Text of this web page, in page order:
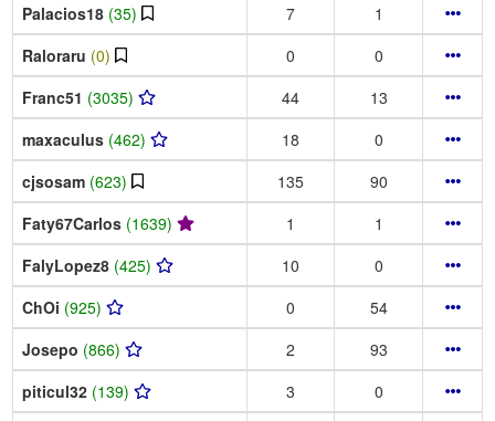
Palacios18 (35) 7
1
Raloraru (0) 0
0
Franc51 (3035) 44
13
maxaculus (462) 18
0
cjsosam (623) 135
90
Faty67Carlos (1639) 1
1
FalyLopez8 (425) 10
0
ChOi (925) 0
54
Josepo (866) 2
93
piticul32 (139) 3 0